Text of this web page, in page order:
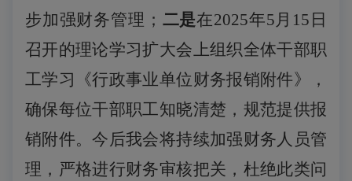
步加强财务管理； 二是在2025年5月15日
召开的理论学习扩大会上组织全体干部职
工学习《行政事业单位财务报销附件》，
确保每位干部职工知晓清楚，规范提供报
销附件。今后我会将持续加强财务人员管
理， 严格进行财务审核把关，杜绝此类问